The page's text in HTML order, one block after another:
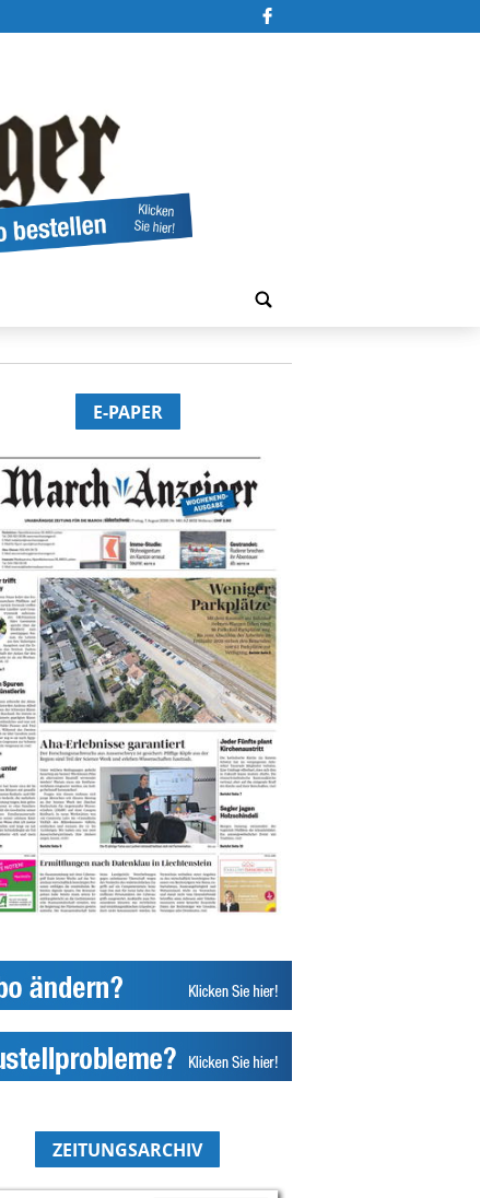
E-PAPER
ZEITUNGSARCHIV